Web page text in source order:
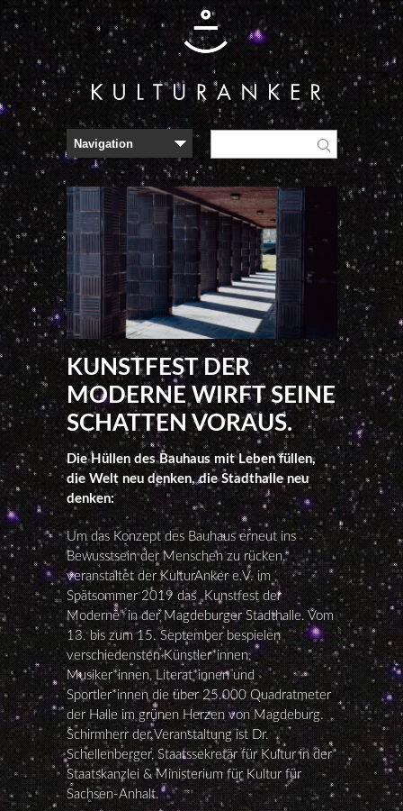
KUNSTFEST DER
MODERNE WIRFT SEINE
SCHATTEN VORAUS.
Die Hüllen des Bauhaus mit Leben füllen,
die Welt neu denken, die Stadthalle neu
denken:
Um das Konzept des Bauhaus erneut ins
Bewusstsein der Menschen zu rücken,
veranstaltet der KulturAnker e.V. im
Spätsommer 2019 das „Kunstfest der
Moderne“ in der Magdeburger Stadthalle. Vom
13. bis zum 15. September bespielen
verschiedensten Künstler*innen,
Musiker*innen, Literat*innen und
Sportler*innen die über 25.000 Quadratmeter
der Halle im grünen Herzen von Magdeburg.
Schirmherr der Veranstaltung ist Dr.
Schellenberger, Staatssekretär für Kultur in der
Staatskanzlei & Ministerium für Kultur für
Sachsen-Anhalt.